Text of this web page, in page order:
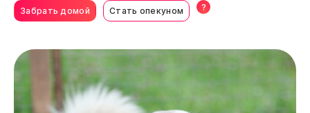
Забрать домой Стать опекуном ?